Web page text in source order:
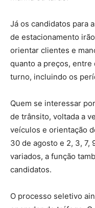
Já os candidatos para
de estacionamento
orientar clientes e
quanto a preços, entre
turno, incluindo os
Quem se interessar
de trânsito, voltada a
veículos e orientação
30 de agosto e 2, 3, 7,
variados, a função
candidatos.
O processo seletivo